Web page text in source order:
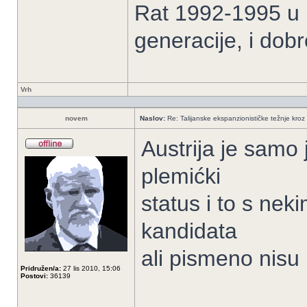
Rat 1992-1995
generacije, i
Vrh
novem Naslov: Re: Talijanske ekspanzionističke težnje kroz
Pridružen/a: 27 lis 2010, 15:06
Postovi: 36139
Austrija je samo
plemićki
status i to s
kandidata
ali pismeno